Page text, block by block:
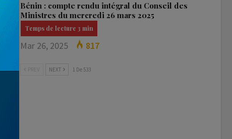
Bénin : compte rendu intégral du Conseil des
Ministres du mercredi 26 mars 2025
Mar 26, 2025 817
NEXT 1 De 533